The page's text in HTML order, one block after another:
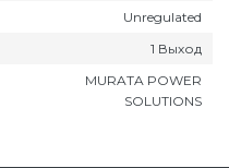
Unregulated
1 Выход
MURATA POWER
SOLUTIONS
Салехард
Самара
Саратов